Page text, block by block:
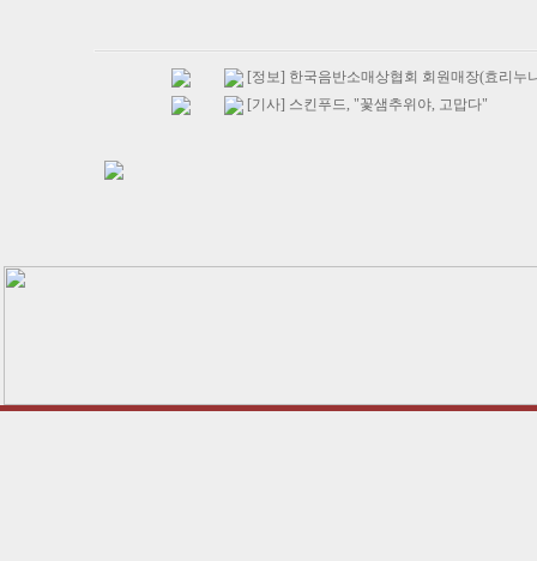
[정보] 한국음반소매상협회 회원매장(효리누
[기사] 스킨푸드, "꽃샘추위야, 고맙다"